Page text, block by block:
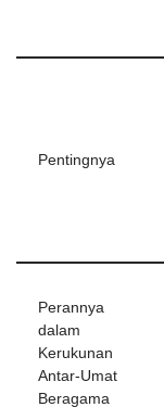
Pentingnya
Perannya
dalam
Kerukunan
Antar-Umat
Beragama